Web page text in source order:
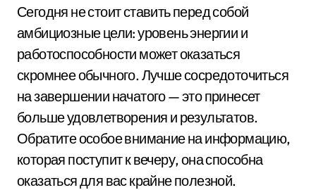
Сегодня не стоит ставить перед собой
амбициозные цели: уровень энергии и
работоспособности может оказаться
скромнее обычного. Лучше сосредоточиться
на завершении начатого — это принесет
больше удовлетворения и результатов.
Обратите особое внимание на информацию,
которая поступит к вечеру, она способна
оказаться для вас крайне полезной.